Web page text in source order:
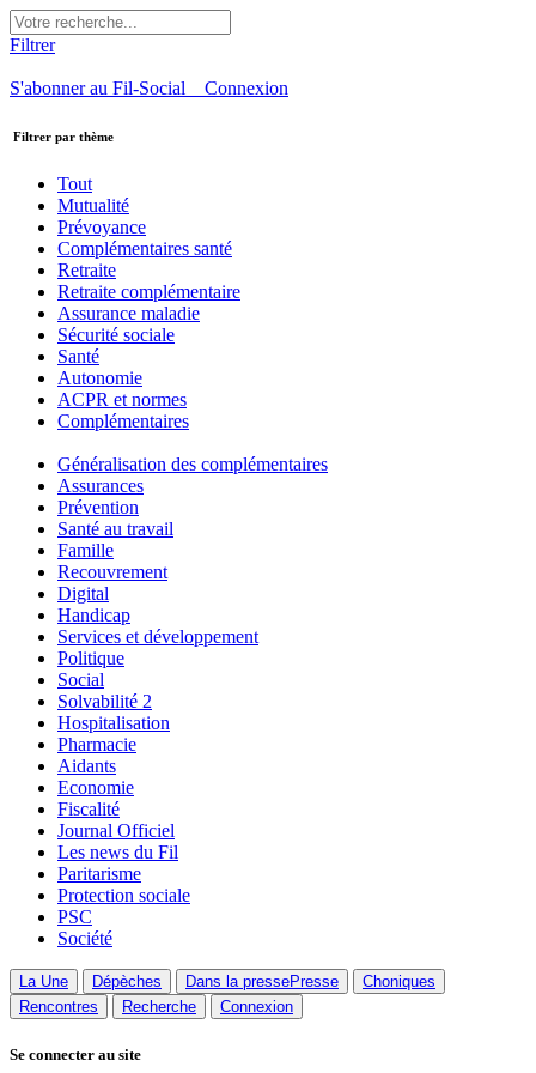
Filtrer
S'abonner au Fil-Social Connexion
Filtrer par thème
Tout
Mutualité
Prévoyance
Complémentaires santé
Retraite
Retraite complémentaire
Assurance maladie
Sécurité sociale
Santé
Autonomie
ACPR et normes
Complémentaires
Généralisation des complémentaires
Assurances
Prévention
Santé au travail
Famille
Recouvrement
Digital
Handicap
Services et développement
Politique
Social
Solvabilité 2
Hospitalisation
Pharmacie
Aidants
Economie
Fiscalité
Journal Officiel
Les news du Fil
Paritarisme
Protection sociale
PSC
Société
La Une Dépèches Dans la pressePresse
Choniques
Rencontres
Recherche Connexion
Se connecter au site